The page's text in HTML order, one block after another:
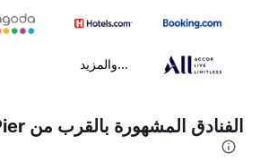
...والمزيد
الفنادق المشهورة بالقرب من Eagle Street Pier